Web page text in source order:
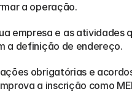
a operação.
empresa e as atividades
a definição de endereço.
obrigatórias e
a inscrição como